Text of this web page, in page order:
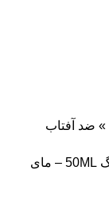
» ضد آفتاب